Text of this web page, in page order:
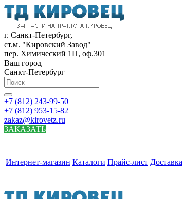
г. Санкт-Петербург,
ст.м. "Кировский Завод"
пер. Химический 1П, оф.301
Ваш город
Санкт-Петербург
+7 (812) 243-99-50
+7 (812) 953-15-82
zakaz@kirovetz.ru
ЗАКАЗАТЬ
Интернет-магазин Каталоги Прайс-лист Доставка